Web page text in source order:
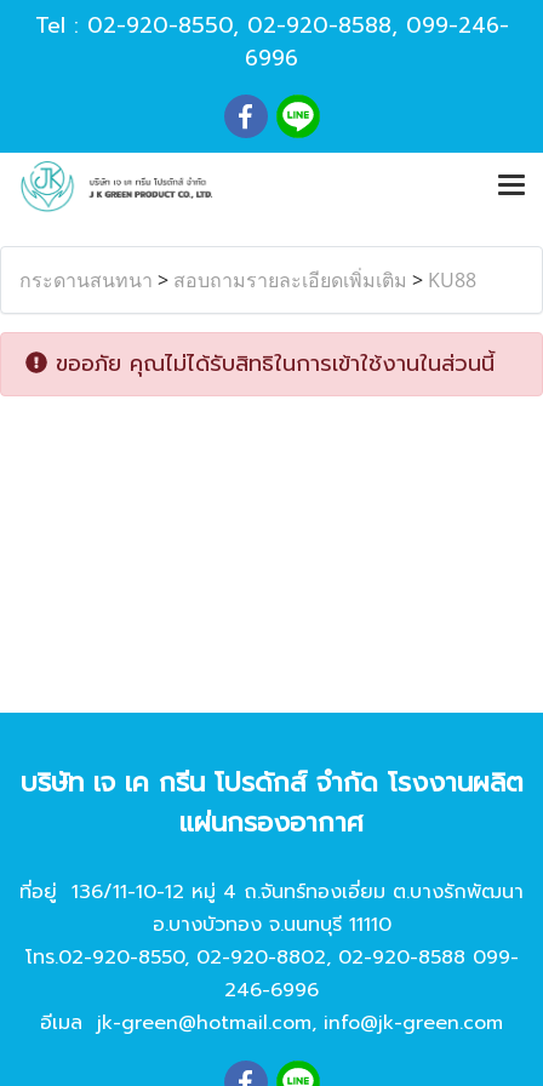
Tel : 02-920-8550, 02-920-8588, 099-246-
6996
กระดานสนทนา > สอบถามรายละเอียดเพิ่มเติม > KU88
ขออภัย คุณไม่ได้รับสิทธิในการเข้าใช้งานในส่วนนี้
บริษัท เจ เค กรีน โปรดักส์ จํากัด โรงงานผลิต
แผ่นกรองอากาศ
ที่อยู่ 136/11-10-12 หมู่ 4 ถ.จันทร์ทองเอี่ยม ต.บางรักพัฒนา
อ.บางบัวทอง จ.นนทบุรี 11110
โทร.02-920-8550, 02-920-8802, 02-920-8588 099-
246-6996
อีเมล jk-green@hotmail.com, info@jk-green.com